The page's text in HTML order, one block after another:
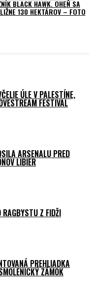
BLACK HAWK. OHEŇ SA
130 HEKTÁROV – FOTO
ÚLE V PALESTÍNE,
FESTIVAL
ARSENALU PRED
LIBIER
RAGBYSTU Z FIDŽI
PREHLIADKA
ZÁMOK